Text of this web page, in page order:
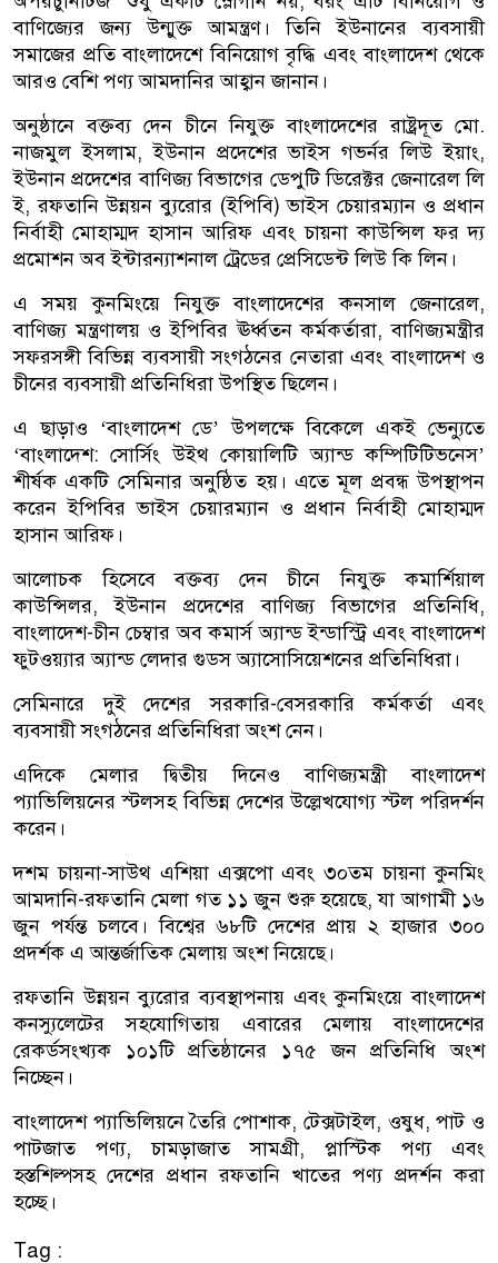
বাণিজ্যের জন্য উন্মুক্ত আমন্ত্রণ। তিনি ইউনানের ব্যবসায়ী
সমাজের প্রতি বাংলাদেশে বিনিয়োগ বৃদ্ধি এবং বাংলাদেশ থেকে
আরও বেশি পণ্য আমদানির আহ্বান জানান।
অনুষ্ঠানে বক্তব্য দেন চীনে নিযুক্ত বাংলাদেশের রাষ্ট্রদূত মো.
নাজমুল ইসলাম, ইউনান প্রদেশের ভাইস গভর্নর লিউ ইয়াং,
ইউনান প্রদেশের বাণিজ্য বিভাগের ডেপুটি ডিরেক্টর জেনারেল লি
ই, রফতানি উন্নয়ন ব্যুরোর (ইপিবি) ভাইস চেয়ারম্যান ও প্রধান
নির্বাহী মোহাম্মদ হাসান আরিফ এবং চায়না কাউন্সিল ফর দ্য
প্রমোশন অব ইন্টারন্যাশনাল ট্রেডের প্রেসিডেন্ট লিউ কি লিন।
এ সময় কুনমিংয়ে নিযুক্ত বাংলাদেশের কনসাল জেনারেল,
বাণিজ্য মন্ত্রণালয় ও ইপিবির ঊর্ধ্বতন কর্মকর্তারা, বাণিজ্যমন্ত্রীর
সফরসঙ্গী বিভিন্ন ব্যবসায়ী সংগঠনের নেতারা এবং বাংলাদেশ ও
চীনের ব্যবসায়ী প্রতিনিধিরা উপস্থিত ছিলেন।
এ ছাড়াও ‘বাংলাদেশ ডে’ উপলক্ষে বিকেলে একই ভেন্যুতে
‘বাংলাদেশ: সোর্সিং উইথ কোয়ালিটি অ্যান্ড কম্পিটিটিভনেস’
শীর্ষক একটি সেমিনার অনুষ্ঠিত হয়। এতে মূল প্রবন্ধ উপস্থাপন
করেন ইপিবির ভাইস চেয়ারম্যান ও প্রধান নির্বাহী মোহাম্মদ
হাসান আরিফ।
আলোচক হিসেবে বক্তব্য দেন চীনে নিযুক্ত কমার্শিয়াল
কাউন্সিলর, ইউনান প্রদেশের বাণিজ্য বিভাগের প্রতিনিধি,
বাংলাদেশ-চীন চেম্বার অব কমার্স অ্যান্ড ইন্ডাস্ট্রি এবং বাংলাদেশ
ফুটওয়্যার অ্যান্ড লেদার গুডস অ্যাসোসিয়েশনের প্রতিনিধিরা।
সেমিনারে দুই দেশের সরকারি-বেসরকারি কর্মকর্তা এবং
ব্যবসায়ী সংগঠনের প্রতিনিধিরা অংশ নেন।
এদিকে মেলার দ্বিতীয় দিনেও বাণিজ্যমন্ত্রী বাংলাদেশ
প্যাভিলিয়নের স্টলসহ বিভিন্ন দেশের উল্লেখযোগ্য স্টল পরিদর্শন
করেন।
দশম চায়না-সাউথ এশিয়া এক্সপো এবং ৩০তম চায়না কুনমিং
আমদানি-রফতানি মেলা গত ১১ জুন শুরু হয়েছে, যা আগামী ১৬
জুন পর্যন্ত চলবে। বিশ্বের ৬৮টি দেশের প্রায় ২ হাজার ৩০০
প্রদর্শক এ আন্তর্জাতিক মেলায় অংশ নিয়েছে।
রফতানি উন্নয়ন ব্যুরোর ব্যবস্থাপনায় এবং কুনমিংয়ে বাংলাদেশ
কনস্যুলেটের সহযোগিতায় এবারের মেলায় বাংলাদেশের
রেকর্ডসংখ্যক ১০১টি প্রতিষ্ঠানের ১৭৫ জন প্রতিনিধি অংশ
নিচ্ছেন।
বাংলাদেশ প্যাভিলিয়নে তৈরি পোশাক, টেক্সটাইল, ওষুধ, পাট ও
পাটজাত পণ্য, চামড়াজাত সামগ্রী, প্লাস্টিক পণ্য এবং
হস্তশিল্পসহ দেশের প্রধান রফতানি খাতের পণ্য প্রদর্শন করা
হচ্ছে।
Tag :